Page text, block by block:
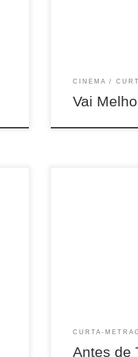
CINEMA
Vai
CURTA-
Antes de